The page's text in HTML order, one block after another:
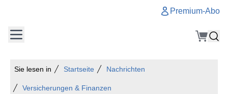
Premium-Abo
Sie lesen in Startseite Nachrichten
Versicherungen & Finanzen